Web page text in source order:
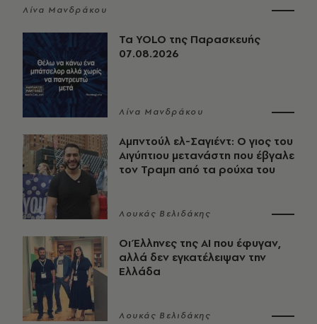
Λίνα Μανδράκου
Τα YOLO της Παρασκευής
07.08.2026
Λίνα Μανδράκου
Αμπντούλ ελ-Σαγιέντ: Ο γιος του
Αιγύπτιου μετανάστη που έβγαλε
τον Τραμπ από τα ρούχα του
Λουκάς Βελιδάκης
Οι Έλληνες της ΑΙ που έφυγαν,
αλλά δεν εγκατέλειψαν την
Ελλάδα
Λουκάς Βελιδάκης